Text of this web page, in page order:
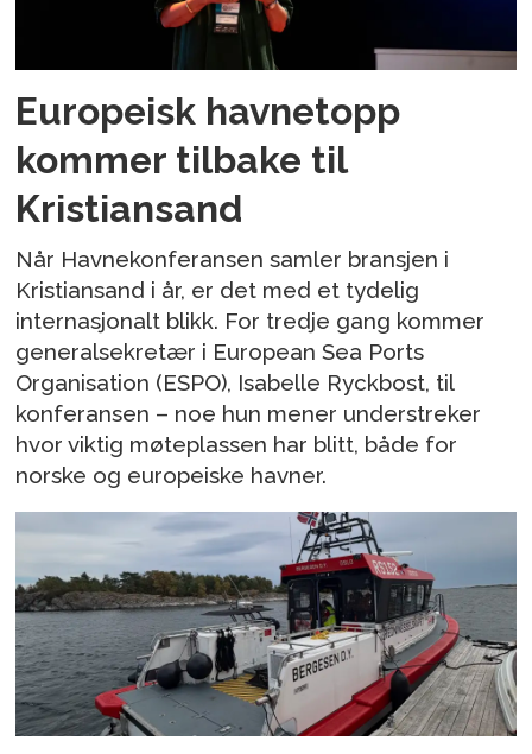
Europeisk havnetopp
kommer tilbake til
Kristiansand
Når Havnekonferansen samler bransjen i
Kristiansand i år, er det med et tydelig
internasjonalt blikk. For tredje gang kommer
generalsekretær i European Sea Ports
Organisation (ESPO), Isabelle Ryckbost, til
konferansen – noe hun mener understreker
hvor viktig møteplassen har blitt, både for
norske og europeiske havner.